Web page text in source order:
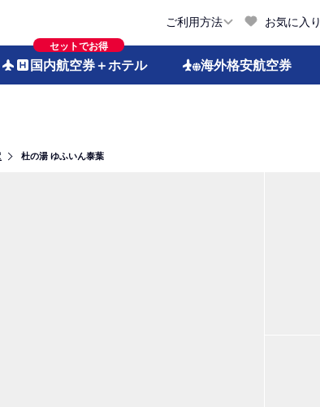
ご利用方法 お気に入り
セットでお得
国内航空券＋ホテル 海外格安航空券
杜の湯 ゆふいん泰葉